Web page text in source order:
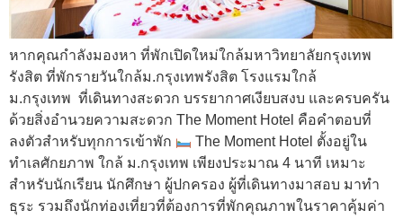
หากคุณกำลังมองหา ที่พักเปิดใหม่ใกล้มหาวิทยาลัยกรุงเทพ
รังสิต ที่พักรายวันใกล้ม.กรุงเทพรังสิต โรงแรมใกล้
ม.กรุงเทพ ที่เดินทางสะดวก บรรยากาศเงียบสงบ และครบครัน
ด้วยสิ่งอำนวยความสะดวก The Moment Hotel คือคำตอบที่
ลงตัวสำหรับทุกการเข้าพัก
The Moment Hotel ตั้งอยู่ใน
ทำเลศักยภาพ ใกล้ ม.กรุงเทพ เพียงประมาณ 4 นาที เหมาะ
สำหรับนักเรียน นักศึกษา ผู้ปกครอง ผู้ที่เดินทางมาสอบ มาทำ
ธุระ รวมถึงนักท่องเที่ยวที่ต้องการที่พักคุณภาพในราคาคุ้มค่า